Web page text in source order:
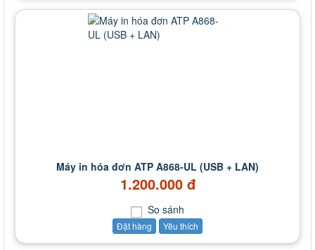
Máy in hóa đơn ATP A868-UL (USB + LAN)
1.200.000 đ
So sánh
Đặt hàng Yêu thích